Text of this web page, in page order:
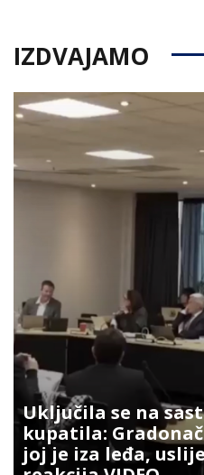
IZDVAJAMO
Uključila se na
kupatila:
joj je iza leđa,